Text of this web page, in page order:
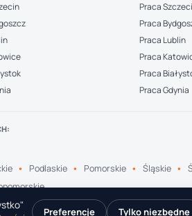
Praca
Praca
Praca Lublin
Praca
Praca
Praca Gdynia
Podlaskie Pomorskie Śląskie
Preferencje Tylko niezbędne